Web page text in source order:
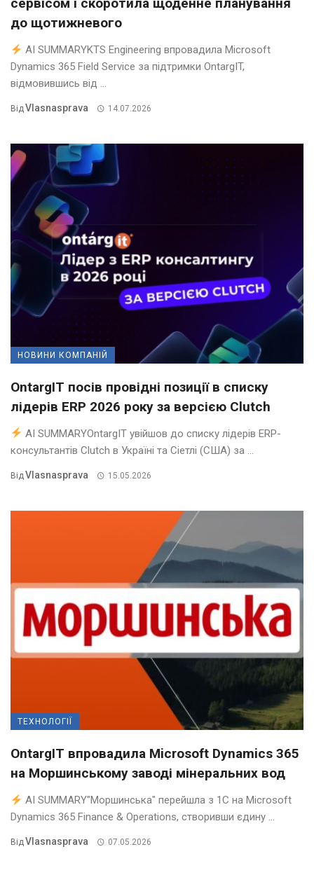
сервісом і скоротила щоденне планування
до щотижневого
AI SUMMARYKTS Engineering впровадила Microsoft
Dynamics 365 Field Service за підтримки OntargIT,
відмовившись від ...
ВідVlasnasprava 14.07.2026
НОВИНИ КОМПАНІЙ
OntargIT посів провідні позиції в списку
лідерів ERP 2026 року за версією Clutch
AI SUMMARYOntargIT увійшов до списку лідерів ERP-
консультантів Clutch в Україні та Сіетлі (США) за ...
ВідVlasnasprava 15.05.2026
ТЕХНОЛОГІЇ
OntargIT впровадила Microsoft Dynamics 365
на Моршинському заводі мінеральних вод
AI SUMMARY"Моршинська" перейшла з 1С на Microsoft
Dynamics 365 Finance & Operations, створивши єдину ...
ВідVlasnasprava 07.05.2026